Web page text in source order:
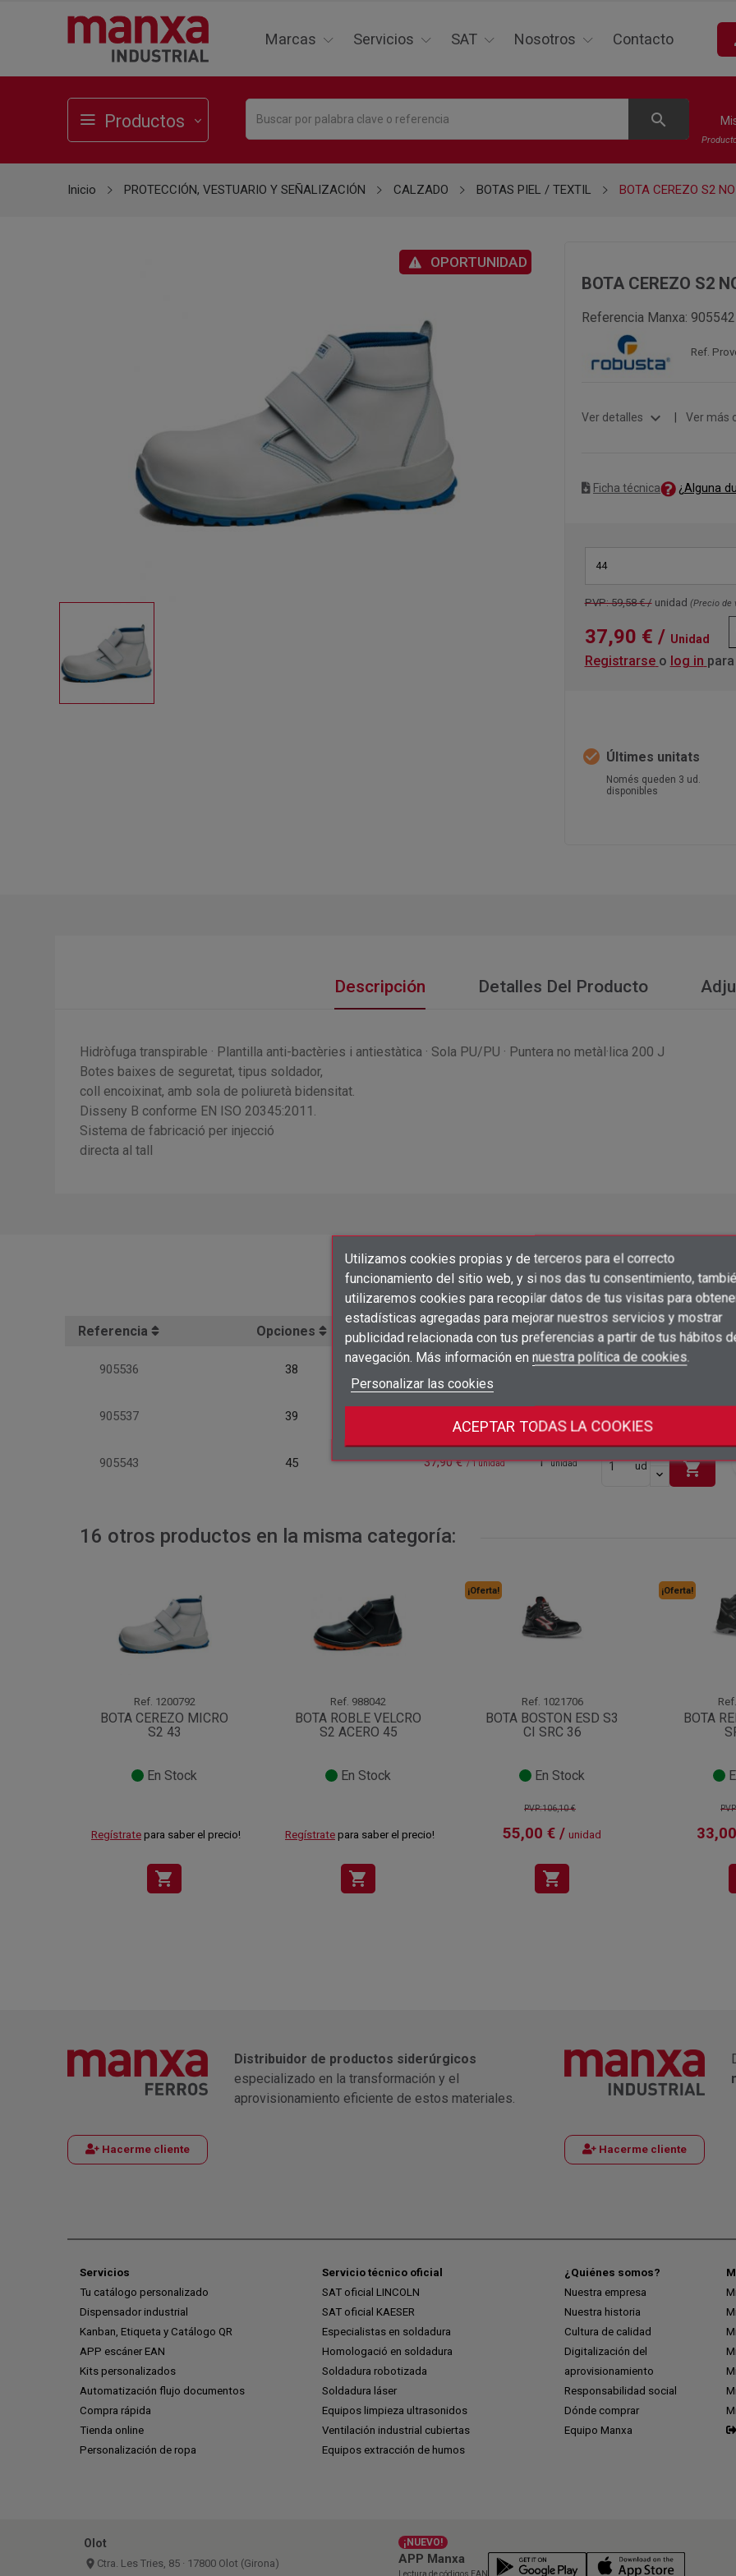
Añadir a la lista de deseos×
add_circle_outline
Crear lista de deseos ×
Nombre de la lista de deseos
Crear lista de deseos
Iniciar sesión ×
Debe iniciar sesión para guardar productos en su lista de deseos.
Marcas Servicios SAT Nosotros Contacto
Productos search
Utilizamos cookies propias y de terceros para el correcto
funcionamiento del sitio web, y si nos das tu consentimiento,
utilizaremos cookies para recopilar datos de tus visitas para
estadísticas agregadas para mejorar nuestros servicios y mostrar
publicidad relacionada con tus preferencias a partir de tus hábitos
navegación. Más información en nuestra política de cookies.
Personalizar las cookies
ACEPTAR TODAS LA COOKIES
Inicio PROTECCIÓN, VESTUARIO Y SEÑALIZACIÓN CALZADO BOTAS PIEL / TEXTIL BOTA CEREZO S2
OPORTUNIDAD
BOTA CEREZO S2
Referencia Manxa: 905542
Ref.
Ver detalles expand_more Ver más
Ficha técnica ¿Alguna
44
PVP: 59,58 € / unidad (Precio de
37,90 € / Unidad
Registrarse o log in
check_circle Últimes unitats
Només queden 3 ud.
disponibles
Descripción Detalles Del Producto
Hidròfuga transpirable · Plantilla anti-bactèries i antiestàtica · Sola PU/PU · Puntera no metàl·lica 200 J
Botes baixes de seguretat, tipus soldador,
coll encoixinat, amb sola de poliuretà bidensitat.
Disseny B conforme EN ISO 20345:2011.
Sistema de fabricació per injecció
directa al tall
Referencia Opciones Precio Embalaje
905536 38 1
905537 39 ud
905543 45 37,90 € / 1 unidad 1 unidad ud shopping_cart
16 otros productos en la misma categoría:
Ref. 1200792
BOTA CEREZO MICRO
S2 43
En Stock
Regístrate para saber el precio!
shopping_cart
Ref. 988042
BOTA ROBLE VELCRO
S2 ACERO 45
En Stock
Regístrate para saber el precio!
shopping_cart
¡Oferta!
Ref. 1021706
BOTA BOSTON ESD S3
CI SRC 36
En Stock
PVP:106,10 €
55,00 € / unidad
shopping_cart
¡Oferta!
Ref.
BOTA
Hacerme cliente
Distribuidor de productos siderúrgicos
especializado en la transformación y el
aprovisionamiento eficiente de estos materiales.
Hacerme cliente
Servicios
Tu catálogo personalizado
Dispensador industrial
Kanban, Etiqueta y Catálogo QR
APP escáner EAN
Kits personalizados
Automatización flujo documentos
Compra rápida
Tienda online
Personalización de ropa
Servicio técnico oficial
SAT oficial LINCOLN
SAT oficial KAESER
Especialistas en soldadura
Homologació en soldadura
Soldadura robotizada
Soldadura láser
Equipos limpieza ultrasonidos
Ventilación industrial cubiertas
Equipos extracción de humos
¿Quiénes somos?
Nuestra empresa
Nuestra historia
Cultura de calidad
Digitalización del
aprovisionamiento
Responsabilidad social
Dónde comprar
Equipo Manxa
Olot
place Ctra. Les Tries, 85 · 17800 Olot (Girona)
¡NUEVO!
APP Manxa
Lectura de códigos EAN